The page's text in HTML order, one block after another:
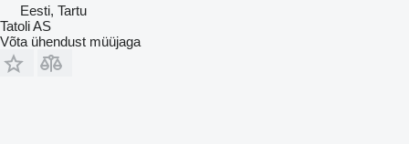
Eesti, Tartu
Tatoli AS
Võta ühendust müüjaga